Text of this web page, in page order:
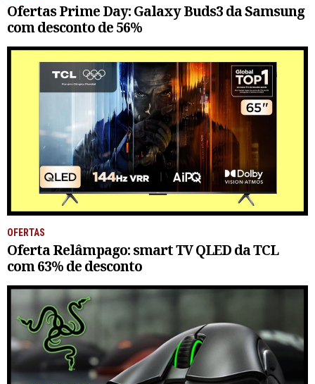
Ofertas Prime Day: Galaxy Buds3 da Samsung
com desconto de 56%
OFERTAS
Oferta Relâmpago: smart TV QLED da TCL
com 63% de desconto